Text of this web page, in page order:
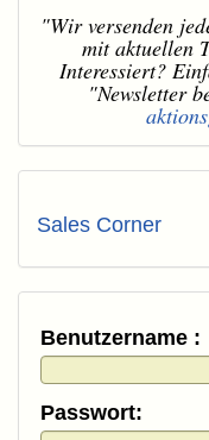
"Wir versenden
mit aktuellen
Interessiert?
"Newsletter
Sales Corner
Benutzername :
Passwort: